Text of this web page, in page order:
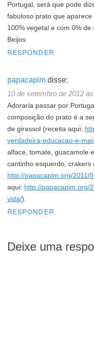
Portugal, será que pode
fabuloso prato que
100% vegetal e com 0%
Beijos
RESPONDER
papacapim disse:
10 de setembro de 2012
Adoraria passar por
composição do prato é a
de girassol (receita aqui:
verdadeira-educacao-e-
alface, tomate, guacamole
cantinho esquerdo, crakers
http://papacapim.org/2011/
aqui: http://papacapim.org/
vida/).
RESPONDER
Deixe uma